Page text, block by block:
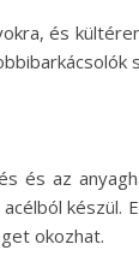
és
és az
készül.
okozhat.